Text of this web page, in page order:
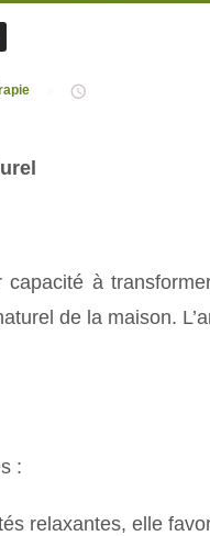
à
de la maison.
:
relaxantes, elle